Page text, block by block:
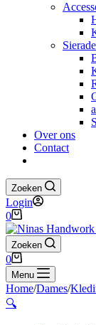
Over ons
Contact
Zoeken
Login
Winkelwagen
0
Zoeken
Winkelwagen
0
Menu
Home/Dames/
🔍